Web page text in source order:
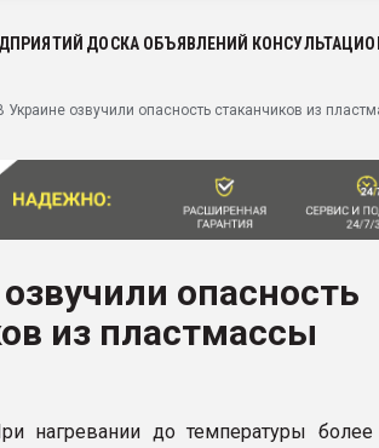
на
ДОСКА ОБЪЯВЛЕНИЙ
Украине озвучили опасность стаканчиков из
опасность
из пластмассы
нагревании до температуры